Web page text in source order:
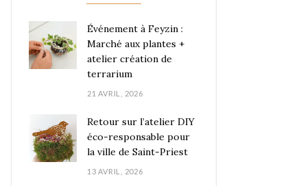
Événement à Feyzin :
Marché aux plantes +
atelier création de
terrarium
21 AVRIL, 2026
Retour sur l’atelier DIY
éco-responsable pour
la ville de Saint-Priest
13 AVRIL, 2026